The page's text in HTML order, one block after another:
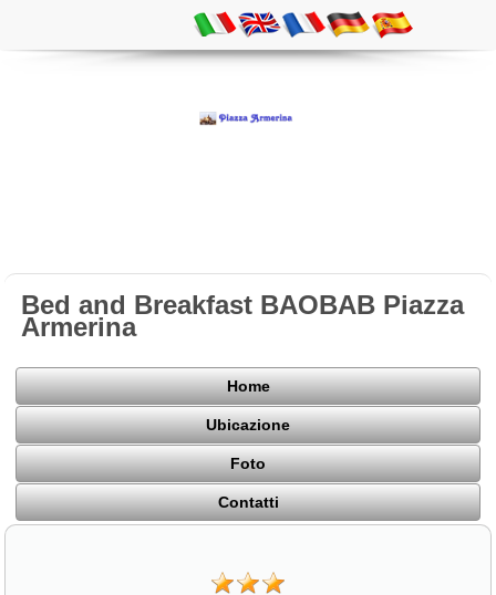
Bed and Breakfast BAOBAB Piazza
Armerina
Home
Ubicazione
Foto
Contatti